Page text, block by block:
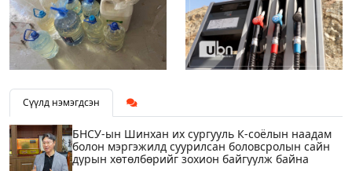
Сүүлд нэмэгдсэн
БНСУ-ын Шинхан их сургууль К-соёлын наадам
болон мэргэжилд суурилсан боловсролын сайн
дурын хөтөлбөрийг зохион байгуулж байна